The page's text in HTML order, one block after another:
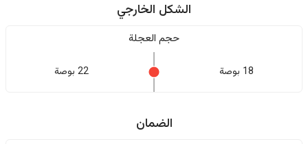
الشكل الخارجي
حجم العجلة
18 بوصة 22 بوصة
الضمان